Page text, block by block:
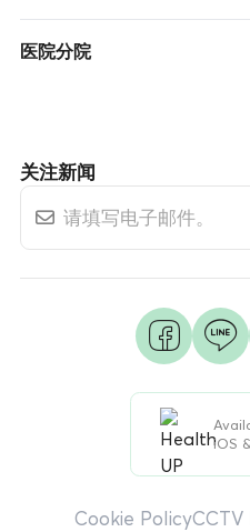
医院分院
iOS
关注新闻
Cookie PolicyCCTV